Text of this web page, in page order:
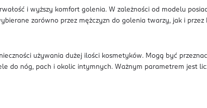
i wyższy komfort golenia. W zależności od modelu
zarówno przez mężczyzn do golenia twarzy, jak i przez
używania dużej ilości kosmetyków. Mogą być
do nóg, pach i okolic intymnych. Ważnym parametrem jest